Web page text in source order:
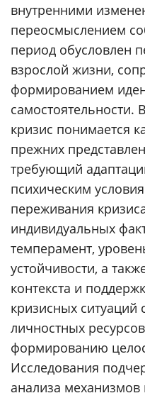
внутренними
переосмыслением
период обусловлен
взрослой жизни,
формированием
самостоятельности.
кризис понимается
прежних
требующий
психическим
переживания
индивидуальных
темперамент,
устойчивости, а
контекста и
кризисных ситуаций
личностных
формированию
Исследования
анализа механизмов